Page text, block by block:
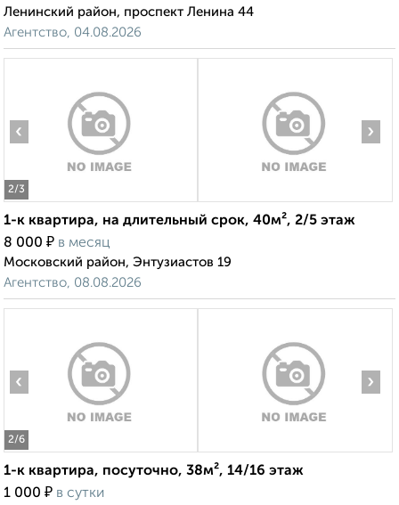
Ленинский район, проспект Ленина 44
Агентство, 04.08.2026
2/3
‹ ›
1-к квартира, на длительный срок, 40м², 2/5 этаж
8 000 ₽ в месяц
Московский район, Энтузиастов 19
Агентство, 08.08.2026
2/6
‹ ›
1-к квартира, посуточно, 38м², 14/16 этаж
1 000 ₽ в сутки